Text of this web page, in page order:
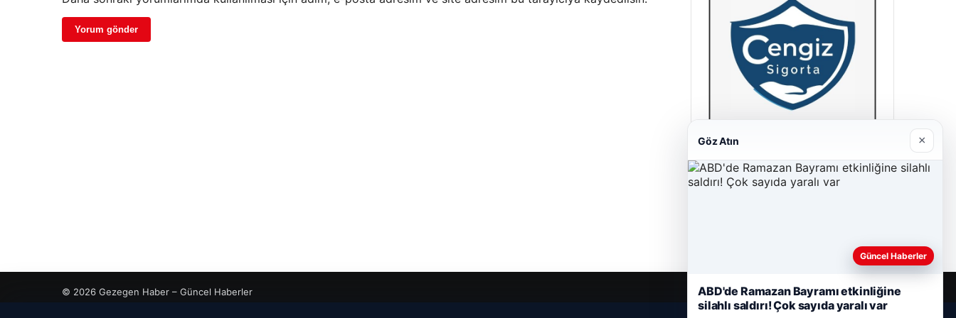
Cengiz Sigorta
23/06/2026
© 2026 Gezegen Haber – Güncel Haberler
Göz Atın ×
Güncel Haberler
ABD'de Ramazan Bayramı etkinliğine
silahlı saldırı! Çok sayıda yaralı var